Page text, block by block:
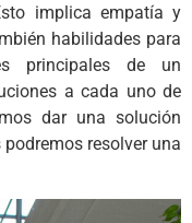
implica empatía y
habilidades para
principales de un
a cada uno de
dar una solución
resolver una